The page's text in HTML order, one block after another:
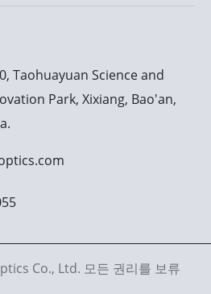
Taohuayuan Science and
Park, Xixiang, Bao'an,
Co., Ltd. 모든 권리를 보류